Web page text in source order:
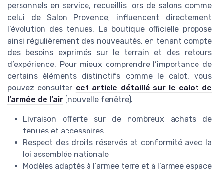
personnels en service, recueillis lors de salons comme
celui de Salon Provence, influencent directement
l’évolution des tenues. La boutique officielle propose
ainsi régulièrement des nouveautés, en tenant compte
des besoins exprimés sur le terrain et des retours
d’expérience. Pour mieux comprendre l’importance de
certains éléments distinctifs comme le calot, vous
pouvez consulter cet article détaillé sur le calot de
l’armée de l’air (nouvelle fenêtre).
Livraison offerte sur de nombreux achats de
tenues et accessoires
Respect des droits réservés et conformité avec la
loi assemblée nationale
Modèles adaptés à l’armee terre et à l’armee espace